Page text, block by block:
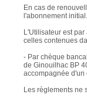
En cas de
l'abonnement
L'Utilisateur est
celles contenues
- Par chèque
de Ginouilhac BP
accompagnée
Les règlements ne